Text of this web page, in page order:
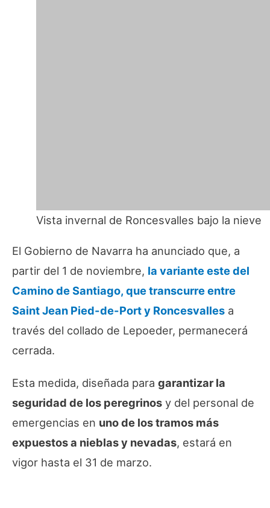
Vista invernal de Roncesvalles bajo la nieve
El Gobierno de Navarra ha anunciado que, a
partir del 1 de noviembre, la variante este del
Camino de Santiago, que transcurre entre
Saint Jean Pied-de-Port y Roncesvalles a
través del collado de Lepoeder, permanecerá
cerrada.
Esta medida, diseñada para garantizar la
seguridad de los peregrinos y del personal de
emergencias en uno de los tramos más
expuestos a nieblas y nevadas, estará en
vigor hasta el 31 de marzo.